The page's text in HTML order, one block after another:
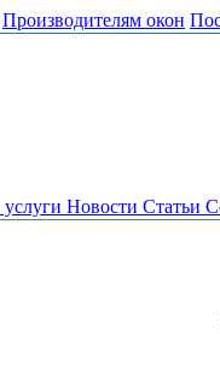
Производителям окон
Новости Статьи